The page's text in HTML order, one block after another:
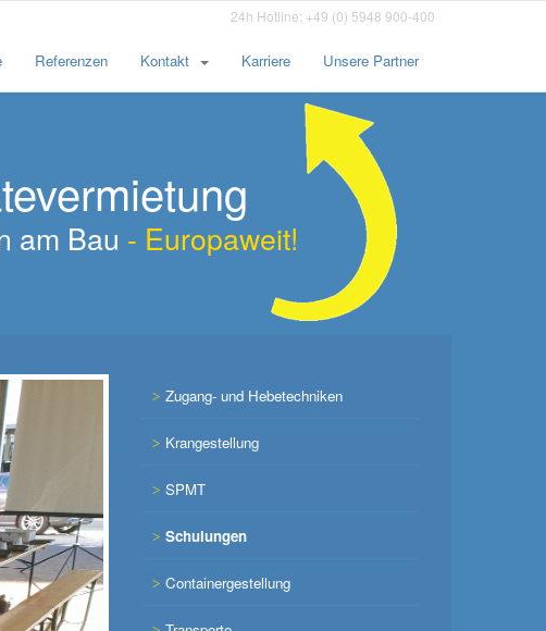
24h Hotline: +49 (0) 5948 900-400
Referenzen Kontakt Karriere Unsere Partner
am Bau - Europaweit!
Zugang- und Hebetechniken
Krangestellung
SPMT
Schulungen
Containergestellung